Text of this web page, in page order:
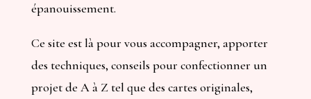
épanouissement.
Ce site est là pour vous accompagner, apporter
des techniques, conseils pour confectionner un
projet de A à Z tel que des cartes originales,